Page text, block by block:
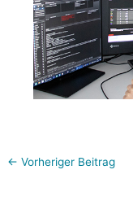
← Vorheriger Beitrag